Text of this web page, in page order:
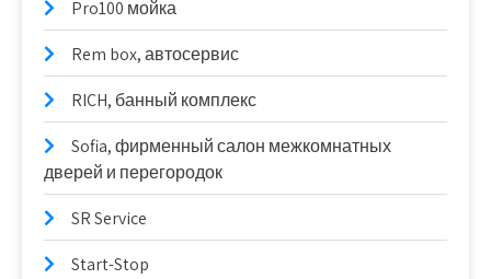
Pro100 мойка
Rem box, автосервис
RICH, банный комплекс
Sofia, фирменный салон межкомнатных
дверей и перегородок
SR Service
Start-Stop